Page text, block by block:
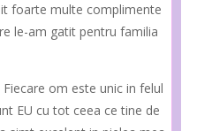
foarte multe complimente
le-am gatit pentru familia
Fiecare om este unic in felul
EU cu tot ceea ce tine de